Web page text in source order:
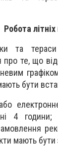
Робота
та
про те, що
бути
4 години;
мають